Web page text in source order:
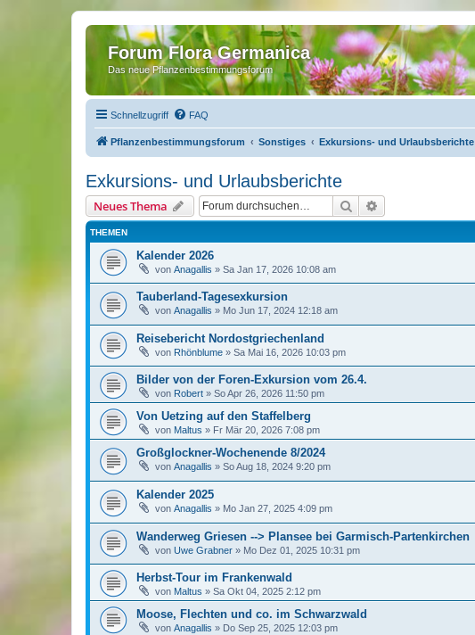
Forum Flora Germanica
Das neue Pflanzenbestimmungsforum
Schnellzugriff FAQ
Pflanzenbestimmungsforum Sonstiges Exkursions- und Urlaubsberichte
Exkursions- und Urlaubsberichte
Neues Thema Suche
THEMEN
Kalender 2026
von Anagallis » Sa Jan 17, 2026 10:08 am
Tauberland-Tagesexkursion
von Anagallis » Mo Jun 17, 2024 12:18 am
Reisebericht Nordostgriechenland
von Rhönblume » Sa Mai 16, 2026 10:03 pm
Bilder von der Foren-Exkursion vom 26.4.
von Robert » So Apr 26, 2026 11:50 pm
Von Uetzing auf den Staffelberg
von Maltus » Fr Mär 20, 2026 7:08 pm
Großglockner-Wochenende 8/2024
von Anagallis » So Aug 18, 2024 9:20 pm
Kalender 2025
von Anagallis » Mo Jan 27, 2025 4:09 pm
Wanderweg Griesen --> Plansee bei Garmisch-Partenkirchen
von Uwe Grabner » Mo Dez 01, 2025 10:31 pm
Herbst-Tour im Frankenwald
von Maltus » Sa Okt 04, 2025 2:12 pm
Moose, Flechten und co. im Schwarzwald
von Anagallis » Do Sep 25, 2025 12:03 pm